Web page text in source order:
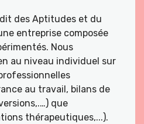
des Aptitudes et du
entreprise composée
Nous
au niveau individuel sur
au travail, bilans de
que
thérapeutiques,...).